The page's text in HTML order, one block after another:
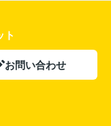
ト
お問い合わせ